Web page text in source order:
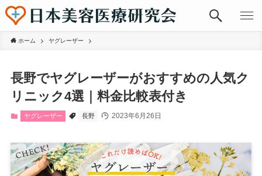
ホーム ヤグレーザー
長野でヤグレーザーがおすすめの人気ク
リニック4選｜料金比較表付き
ヤグレーザー 長野 2023年6月26日